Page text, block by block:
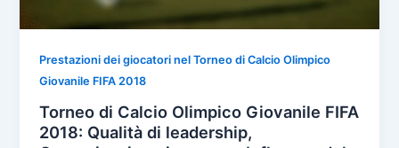
Prestazioni dei giocatori nel Torneo di Calcio Olimpico
Giovanile FIFA 2018
Torneo di Calcio Olimpico Giovanile FIFA
2018: Qualità di leadership,